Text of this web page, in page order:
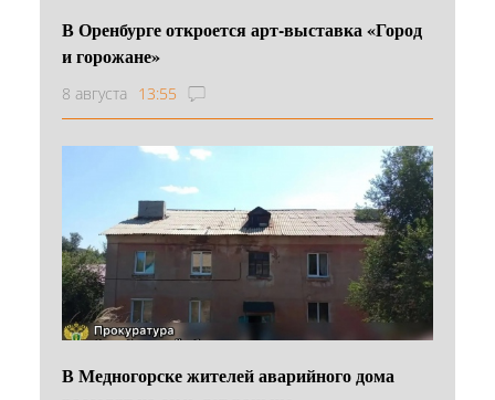
В Оренбурге откроется арт-выставка «Город
и горожане»
8 августа 13:55
В Медногорске жителей аварийного дома